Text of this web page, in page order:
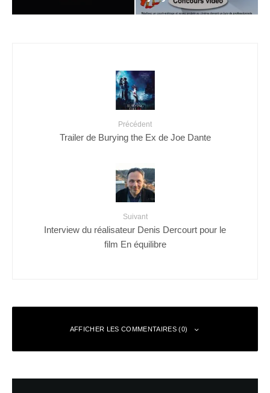
Précédent
Trailer de Burying the Ex de Joe Dante
Suivant
Interview du réalisateur Denis Dercourt pour le
film En équilibre
AFFICHER LES COMMENTAIRES (0)